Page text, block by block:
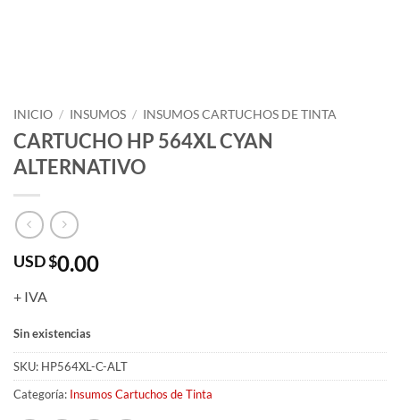
INICIO / INSUMOS / INSUMOS CARTUCHOS DE TINTA
CARTUCHO HP 564XL CYAN
ALTERNATIVO
USD $0.00
+ IVA
Sin existencias
SKU: HP564XL-C-ALT
Categoría: Insumos Cartuchos de Tinta